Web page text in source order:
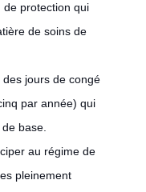
de protection qui
de soins de
jours de congé
par année) qui
base.
au régime de
pleinement